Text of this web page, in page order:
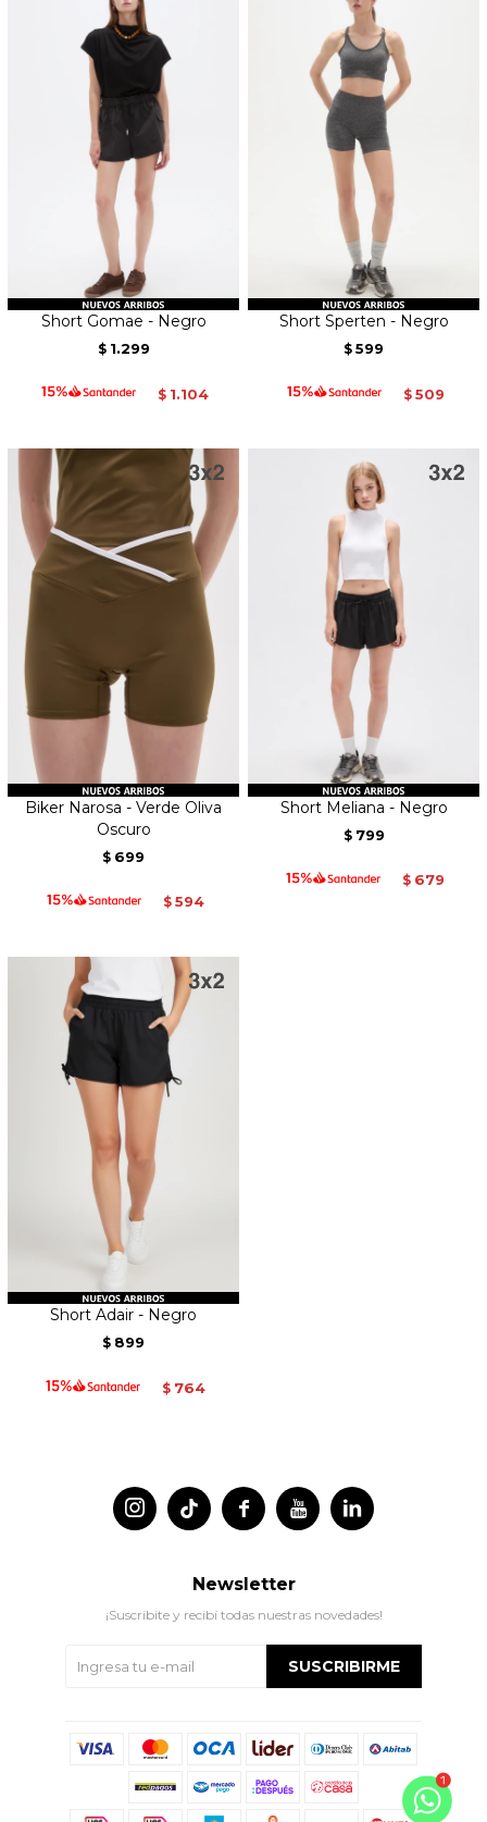
Short Gomae - Negro
$ 1.299
$ 1.104
Short Sperten - Negro
$ 599
$ 509
Biker Narosa - Verde Oliva
Oscuro
$ 699
$ 594
Short Meliana - Negro
$ 799
$ 679
Short Adair - Negro
$ 899
$ 764
 
 
Newsletter
¡Suscribite y recibí todas nuestras novedades!
SUSCRIBIRME